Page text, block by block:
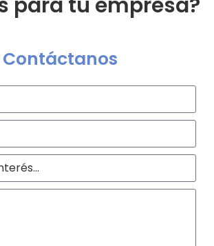
Contáctanos